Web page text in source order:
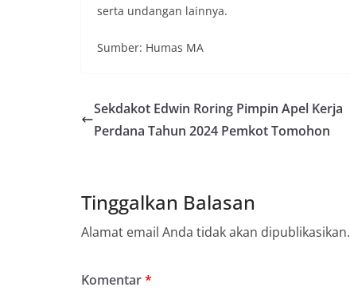
serta undangan lainnya.
Sumber: Humas MA
Sekdakot Edwin Roring Pimpin Apel Kerja
Perdana Tahun 2024 Pemkot Tomohon
Tinggalkan Balasan
Alamat email Anda tidak akan dipublikasikan.
Komentar*